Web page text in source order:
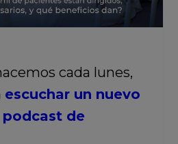
cada lunes,
escuchar un nuevo
de